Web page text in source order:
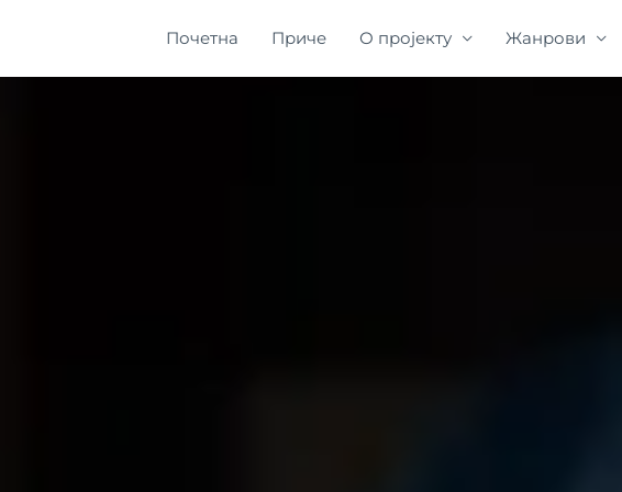
Почетна Приче О пројекту Жанрови